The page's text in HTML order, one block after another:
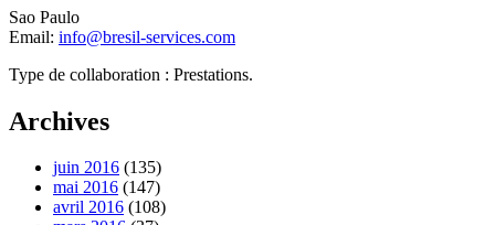
Sao Paulo
Email: info@bresil-services.com
Type de collaboration : Prestations.
Archives
juin 2016 (135)
mai 2016 (147)
avril 2016 (108)